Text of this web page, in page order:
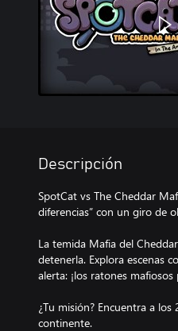
Descripción
SpotCat vs The Cheddar
diferencias” con un giro de
La temida Mafia del
detenerla. Explora escenas
alerta: ¡los ratones
¿Tu misión? Encuentra a
continente.